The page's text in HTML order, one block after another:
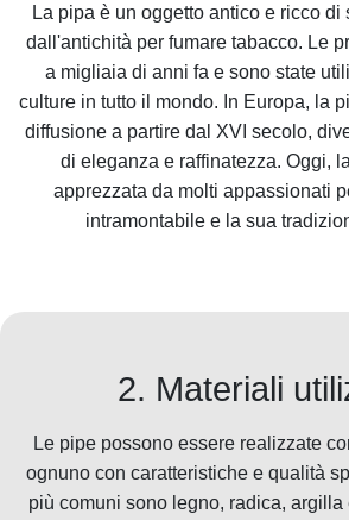
La pipa è un oggetto antico e ricco di
dall'antichità per fumare tabacco. Le
a migliaia di anni fa e sono state
culture in tutto il mondo. In Europa, la
diffusione a partire dal XVI secolo,
di eleganza e raffinatezza. Oggi,
apprezzata da molti appassionati
intramontabile e la sua
2. Materiali
Le pipe possono essere realizzate
ognuno con caratteristiche e qualità
più comuni sono legno, radica, argilla